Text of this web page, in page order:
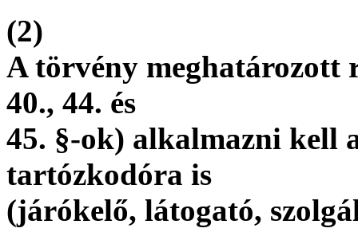
(2)
A törvény meghatározott
40., 44. és
45. §-ok) alkalmazni kell
tartózkodóra is
(járókelő, látogató,